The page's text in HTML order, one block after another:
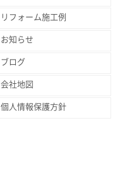
リフォーム施工例
お知らせ
ブログ
会社地図
個人情報保護方針